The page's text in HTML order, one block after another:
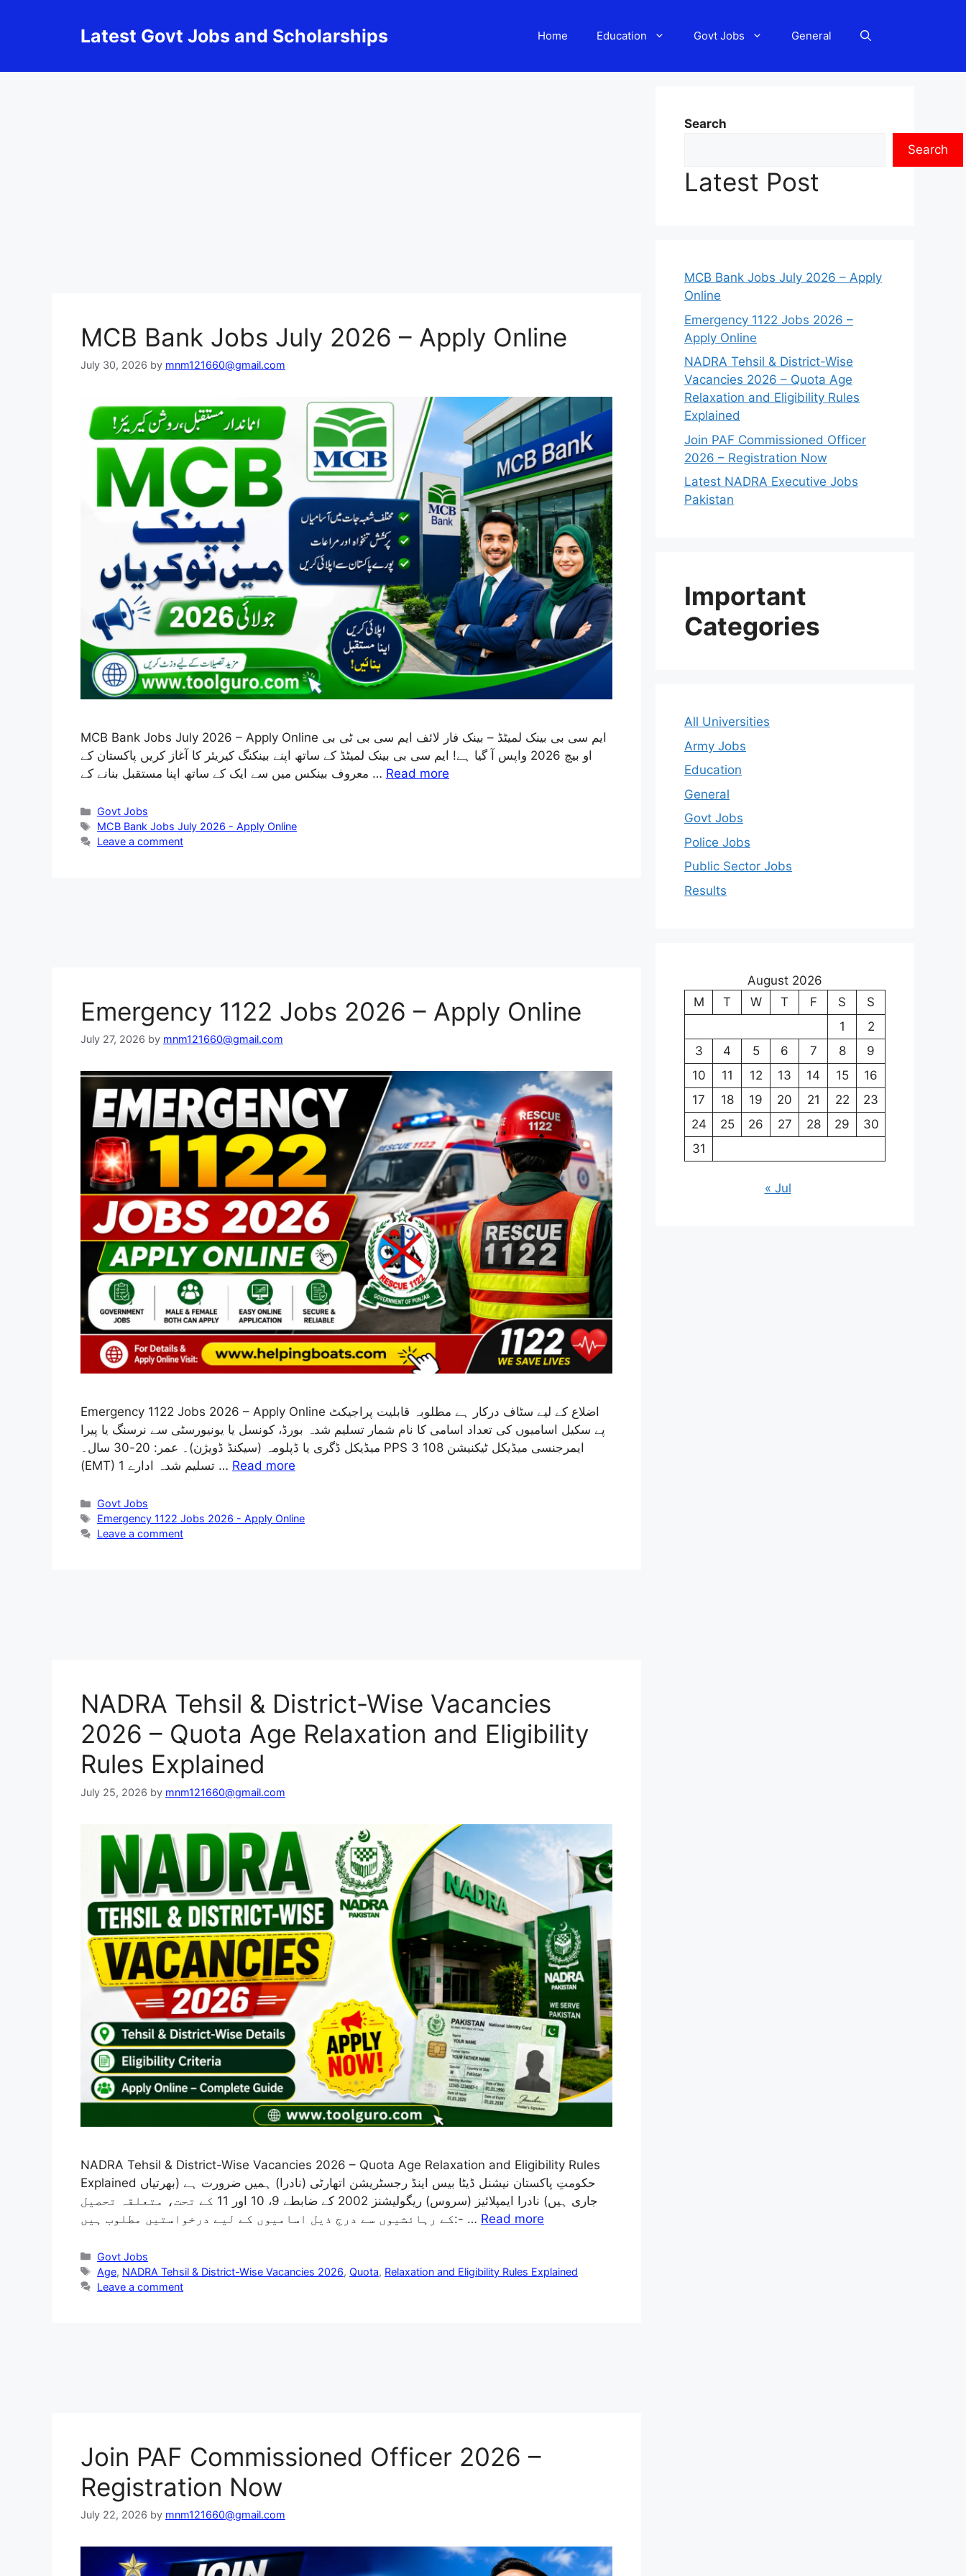
Latest Govt Jobs and Scholarships Home Education Govt Jobs General
MCB Bank Jobs July 2026 – Apply Online
July 30, 2026 by mnm121660@gmail.com
MCB Bank Jobs July 2026 – Apply Online ایم سی بی بینک لمیٹڈ – بینک فار لائف ایم سی بی ٹی بی
او بیچ 2026 واپس آ گیا ہے! ایم سی بی بینک لمیٹڈ کے ساتھ اپنے بینکنگ کیریئر کا آغاز کریں پاکستان کے
معروف بینکس میں سے ایک کے ساتھ اپنا مستقبل بنانے کے … Read more
Categories
Govt Jobs
Tags
MCB Bank Jobs July 2026 - Apply Online
Leave a comment
Emergency 1122 Jobs 2026 – Apply Online
July 27, 2026 by mnm121660@gmail.com
Emergency 1122 Jobs 2026 – Apply Online اضلاع کے لیے سٹاف درکار ہے مطلوبہ قابلیت پراجیکٹ
پے سکیل اسامیوں کی تعداد اسامی کا نام شمار تسلیم شدہ بورڈ، کونسل یا یونیورسٹی سے نرسنگ یا پیرا
میڈیکل ڈگری یا ڈپلومہ (سیکنڈ ڈویژن)۔ عمر: 20-30 سال۔ PPS 3 108 ایمرجنسی میڈیکل ٹیکنیشن
(EMT) 1 تسلیم شدہ ادارے … Read more
Categories
Govt Jobs
Tags
Emergency 1122 Jobs 2026 - Apply Online
Leave a comment
NADRA Tehsil & District-Wise Vacancies
2026 – Quota Age Relaxation and Eligibility
Rules Explained
July 25, 2026 by mnm121660@gmail.com
NADRA Tehsil & District-Wise Vacancies 2026 – Quota Age Relaxation and Eligibility Rules
Explained حکومتِ پاکستان نیشنل ڈیٹا بیس اینڈ رجسٹریشن اتھارٹی (نادرا) ہمیں ضرورت ہے (بھرتیاں
جاری ہیں) نادرا ایمپلائیز (سروس) ریگولیشنز 2002 کے ضابطے 9، 10 اور 11 کے تحت، متعلقہ تحصیل
کے رہائشیوں سے درج ذیل اسامیوں کے لیے درخواستیں مطلوب ہیں:- … Read more
Categories
Govt Jobs
Tags
Age, NADRA Tehsil & District-Wise Vacancies 2026, Quota, Relaxation and Eligibility Rules Explained
Leave a comment
Join PAF Commissioned Officer 2026 –
Registration Now
July 22, 2026 by mnm121660@gmail.com
Search
Search
Latest Post
MCB Bank Jobs July 2026 – Apply
Online
Emergency 1122 Jobs 2026 –
Apply Online
NADRA Tehsil & District-Wise
Vacancies 2026 – Quota Age
Relaxation and Eligibility Rules
Explained
Join PAF Commissioned Officer
2026 – Registration Now
Latest NADRA Executive Jobs
Pakistan
Important
Categories
All Universities
Army Jobs
Education
General
Govt Jobs
Police Jobs
Public Sector Jobs
Results
August 2026
M
T W T F S
S
1
2
3
4 5 6 7 8
9
10
11 12 13 14 15
16
17
18 19 20 21 22
23
24
25 26 27 28 29
30
31
« Jul